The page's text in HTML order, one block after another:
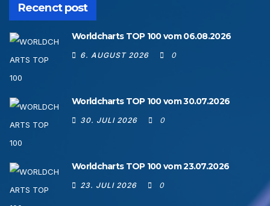
Recenct post
Worldcharts TOP 100 vom 06.08.2026
6. AUGUST 2026 0
Worldcharts TOP 100 vom 30.07.2026
30. JULI 2026 0
Worldcharts TOP 100 vom 23.07.2026
23. JULI 2026 0